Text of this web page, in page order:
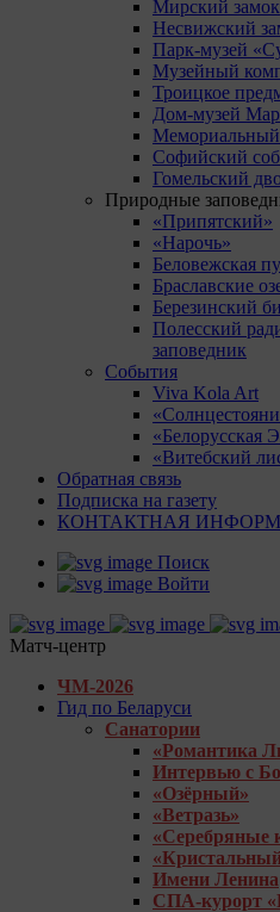
Мирский замок
Несвижский
Парк-музей
Музейный
Троицкое
Дом-музей
Софийский
Гомельский
Природные
«Припятский»
«Нарочь»
Беловежская
Браславские
Березинский
Полесский
заповедник
События
Viva Kola Art
«Белорусская
«Витебский
Обратная связь
Подписка на газету
КОНТАКТНАЯ
Поиск
Войти
Матч-центр
ЧМ-2026
Гид по Беларуси
Санатории
«Романтика
Интервью с
«Озёрный»
«Ветразь»
«Серебряные
Имени Ленина
СПА-курорт